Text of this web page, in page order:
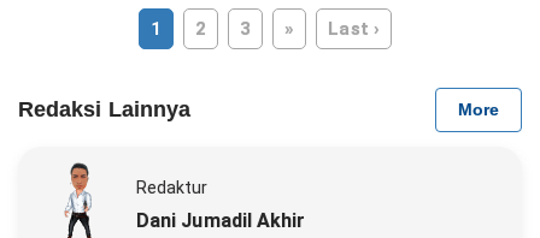
1 2 3 » Last ›
Redaksi Lainnya More
Redaktur
Dani Jumadil Akhir